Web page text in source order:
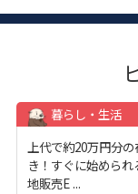
暮らし・生活
上代で約20万円分
き！すぐに始められ
地販売E ...